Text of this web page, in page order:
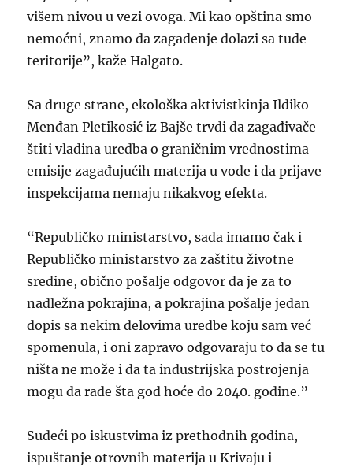
višem nivou u vezi ovoga. Mi kao opština smo
nemoćni, znamo da zagađenje dolazi sa tuđe
teritorije”, kaže Halgato.
Sa druge strane, ekološka aktivistkinja Ildiko
Menđan Pletikosić iz Bajše trvdi da zagađivače
štiti vladina uredba o graničnim vrednostima
emisije zagađujućih materija u vode i da prijave
inspekcijama nemaju nikakvog efekta.
“Republičko ministarstvo, sada imamo čak i
Republičko ministarstvo za zaštitu životne
sredine, obično pošalje odgovor da je za to
nadležna pokrajina, a pokrajina pošalje jedan
dopis sa nekim delovima uredbe koju sam već
spomenula, i oni zapravo odgovaraju to da se tu
ništa ne može i da ta industrijska postrojenja
mogu da rade šta god hoće do 2040. godine.”
Sudeći po iskustvima iz prethodnih godina,
ispuštanje otrovnih materija u Krivaju i